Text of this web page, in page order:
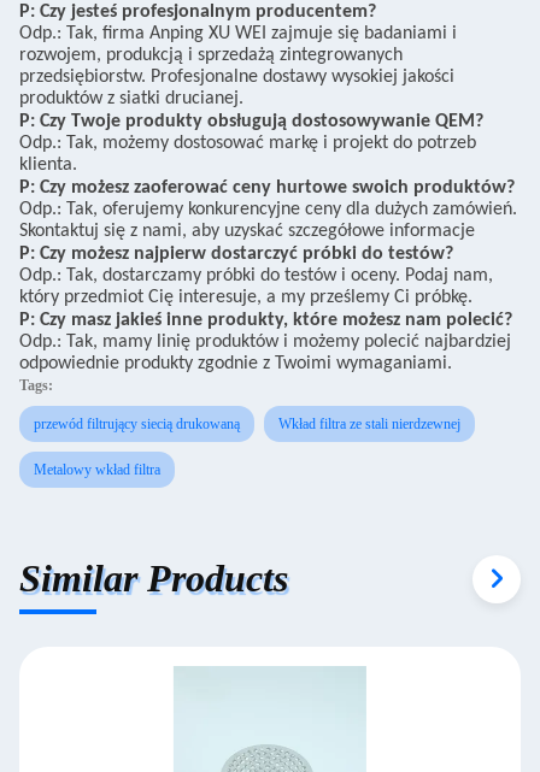
P: Czy jesteś profesjonalnym producentem?
Odp.: Tak, firma Anping XU WEI zajmuje się badaniami i
rozwojem, produkcją i sprzedażą zintegrowanych
przedsiębiorstw. Profesjonalne dostawy wysokiej jakości
produktów z siatki drucianej.
P: Czy Twoje produkty obsługują dostosowywanie QEM?
Odp.: Tak, możemy dostosować markę i projekt do potrzeb
klienta.
P: Czy możesz zaoferować ceny hurtowe swoich produktów?
Odp.: Tak, oferujemy konkurencyjne ceny dla dużych zamówień.
Skontaktuj się z nami, aby uzyskać szczegółowe informacje
P: Czy możesz najpierw dostarczyć próbki do testów?
Odp.: Tak, dostarczamy próbki do testów i oceny. Podaj nam,
który przedmiot Cię interesuje, a my prześlemy Ci próbkę.
P: Czy masz jakieś inne produkty, które możesz nam polecić?
Odp.: Tak, mamy linię produktów i możemy polecić najbardziej
odpowiednie produkty zgodnie z Twoimi wymaganiami.
Tags:
przewód filtrujący siecią drukowaną Wkład filtra ze stali nierdzewnej
Metalowy wkład filtra
Similar Products